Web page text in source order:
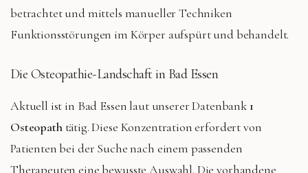
betrachtet und mittels manueller Techniken
Funktionsstörungen im Körper aufspürt und behandelt.
Die Osteopathie-Landschaft in Bad Essen
Aktuell ist in Bad Essen laut unserer Datenbank 1
Osteopathtätig. Diese Konzentration erfordert von
Patienten bei der Suche nach einem passenden
Therapeuten eine bewusste Auswahl. Die vorhandene